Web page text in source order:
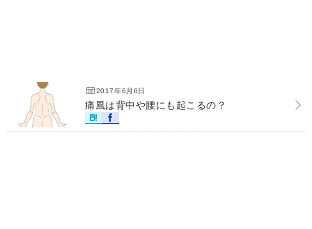
2017年6月6日
痛風は背中や腰にも起こるの？